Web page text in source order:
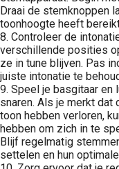
Draai de stemknoppen
toonhoogte heeft
8. Controleer de
verschillende posities
ze in tune blijven. Pas
juiste intonatie te
9. Speel je basgitaar en
snaren. Als je merkt dat
toon hebben verloren,
hebben om zich in te
Blijf regelmatig
settelen en hun